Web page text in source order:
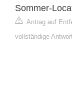
Sommer-
Antrag auf
vollständige